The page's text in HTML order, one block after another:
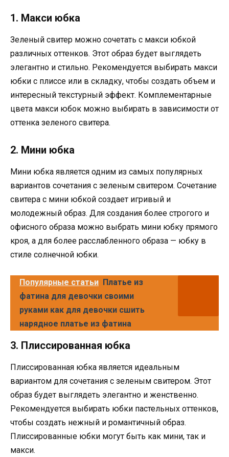
1. Макси юбка
Зеленый свитер можно сочетать с макси юбкой
различных оттенков. Этот образ будет выглядеть
элегантно и стильно. Рекомендуется выбирать макси
юбки с плиссе или в складку, чтобы создать объем и
интересный текстурный эффект. Комплементарные
цвета макси юбок можно выбирать в зависимости от
оттенка зеленого свитера.
2. Мини юбка
Мини юбка является одним из самых популярных
вариантов сочетания с зеленым свитером. Сочетание
свитера с мини юбкой создает игривый и
молодежный образ. Для создания более строгого и
офисного образа можно выбрать мини юбку прямого
кроя, а для более расслабленного образа — юбку в
стиле солнечной юбки.
Популярные статьи Платье из
фатина для девочки своими
руками как для девочки сшить
нарядное платье из фатина
3. Плиссированная юбка
Плиссированная юбка является идеальным
вариантом для сочетания с зеленым свитером. Этот
образ будет выглядеть элегантно и женственно.
Рекомендуется выбирать юбки пастельных оттенков,
чтобы создать нежный и романтичный образ.
Плиссированные юбки могут быть как мини, так и
макси.